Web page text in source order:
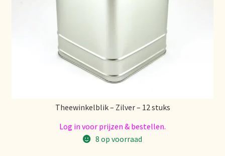
Theewinkelblik – Zilver – 12 stuks
Log in voor prijzen & bestellen.
8 op voorraad